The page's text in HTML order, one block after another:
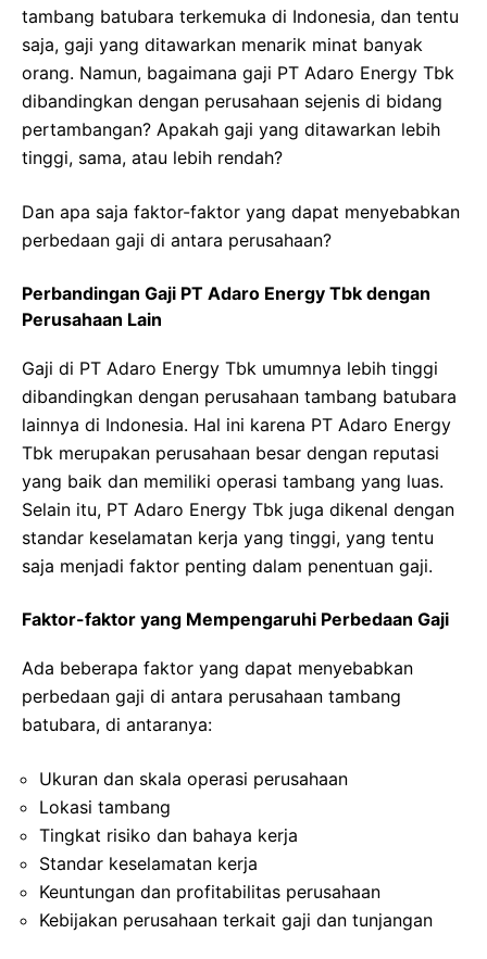
tambang batubara terkemuka di Indonesia, dan tentu
saja, gaji yang ditawarkan menarik minat banyak
orang. Namun, bagaimana gaji PT Adaro Energy Tbk
dibandingkan dengan perusahaan sejenis di bidang
pertambangan? Apakah gaji yang ditawarkan lebih
tinggi, sama, atau lebih rendah?
Dan apa saja faktor-faktor yang dapat menyebabkan
perbedaan gaji di antara perusahaan?
Perbandingan Gaji PT Adaro Energy Tbk dengan
Perusahaan Lain
Gaji di PT Adaro Energy Tbk umumnya lebih tinggi
dibandingkan dengan perusahaan tambang batubara
lainnya di Indonesia. Hal ini karena PT Adaro Energy
Tbk merupakan perusahaan besar dengan reputasi
yang baik dan memiliki operasi tambang yang luas.
Selain itu, PT Adaro Energy Tbk juga dikenal dengan
standar keselamatan kerja yang tinggi, yang tentu
saja menjadi faktor penting dalam penentuan gaji.
Faktor-faktor yang Mempengaruhi Perbedaan Gaji
Ada beberapa faktor yang dapat menyebabkan
perbedaan gaji di antara perusahaan tambang
batubara, di antaranya:
Ukuran dan skala operasi perusahaan
Lokasi tambang
Tingkat risiko dan bahaya kerja
Standar keselamatan kerja
Keuntungan dan profitabilitas perusahaan
Kebijakan perusahaan terkait gaji dan tunjangan